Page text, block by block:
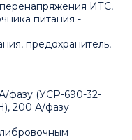
перенапряжения ИТС,
питания -
предохранитель,
фазу (УСР-690-32-
200 А/фазу